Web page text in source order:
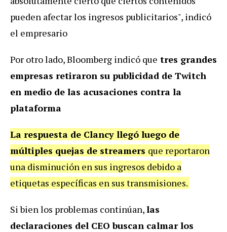
pueden afectar los ingresos publicitarios", indicó
el empresario
Por otro lado, Bloomberg indicó que tres grandes
empresas retiraron su publicidad de Twitch
en medio de las acusaciones contra la
plataforma
La respuesta de Clancy llegó luego de
múltiples quejas de streamers que reportaron
una disminución en sus ingresos debido a
etiquetas específicas en sus transmisiones.
Si bien los problemas continúan,las
declaraciones del CEO buscan calmar los